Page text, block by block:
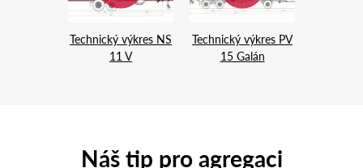
Technický výkres NS
11 V
Technický výkres PV
15 Galán
Náš tip pro agregaci